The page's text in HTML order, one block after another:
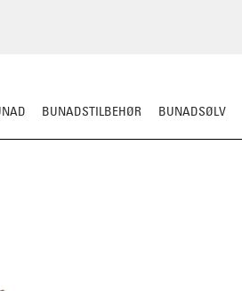
BUNADSTILBEHØR BUNADSØLV